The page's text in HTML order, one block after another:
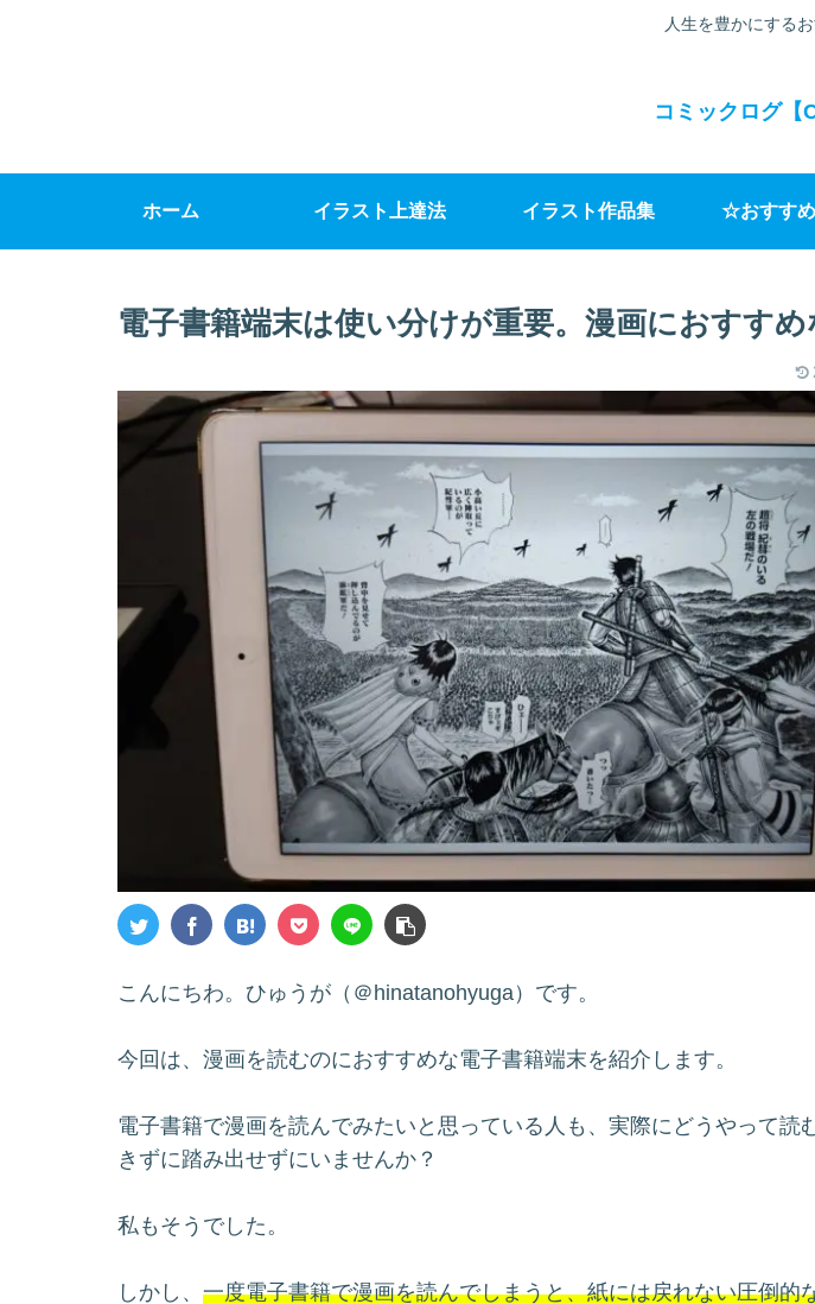
人生を豊かにする
コミックログ【
ホーム イラスト上達法 イラスト作品集 ☆おすす
電子書籍端末は使い分けが重要。漫画におすす
こんにちわ。ひゅうが（＠hinatanohyuga）です。
今回は、漫画を読むのにおすすめな電子書籍端末を紹介します。
電子書籍で漫画を読んでみたいと思っている人も、実際にどうやって読
きずに踏み出せずにいませんか？
私もそうでした。
しかし、 一度電子書籍で漫画を読んでしまうと、紙には戻れない圧倒的